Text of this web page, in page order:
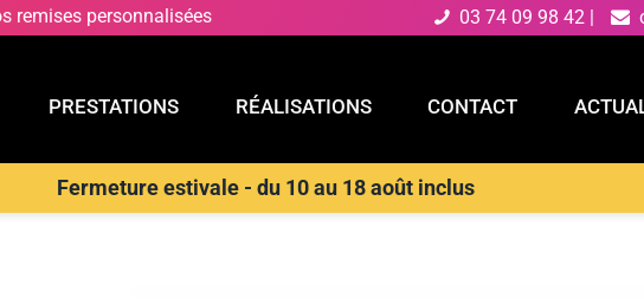
remises personnalisées 03 74 09 98 42 |
PRESTATIONS RÉALISATIONS CONTACT
Fermeture estivale - du 10 au 18 août inclus
PRESTATIONS RÉALISATIONS CONTACT
Plafonnier>LUCE AMBIENTE E DESIGN Plafonnier LED rond AYRTON en